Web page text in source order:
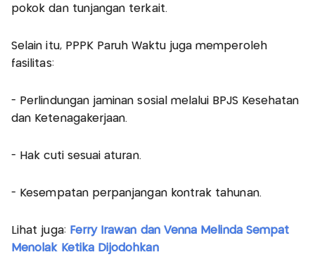
pokok dan tunjangan terkait.
Selain itu, PPPK Paruh Waktu juga memperoleh
fasilitas:
- Perlindungan jaminan sosial melalui BPJS Kesehatan
dan Ketenagakerjaan.
- ⁠Hak cuti sesuai aturan.
- ⁠Kesempatan perpanjangan kontrak tahunan.
Lihat juga: Ferry Irawan dan Venna Melinda Sempat
Menolak Ketika Dijodohkan